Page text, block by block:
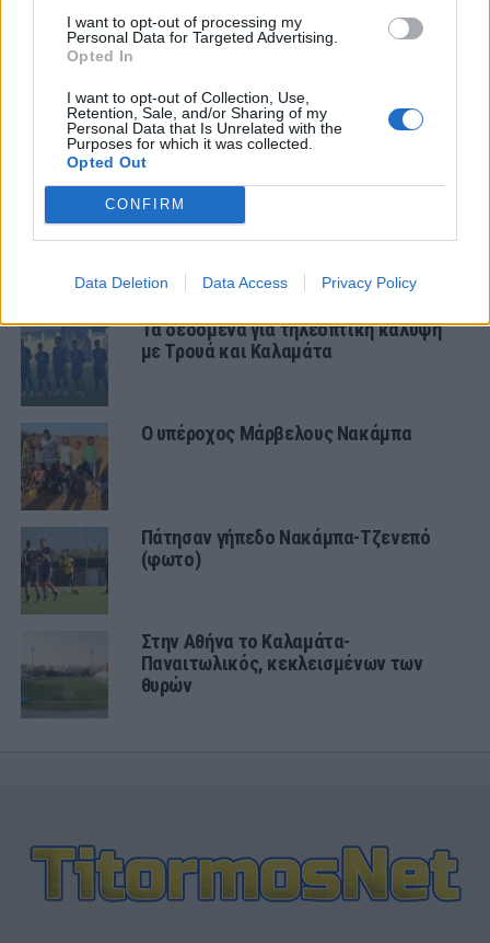
I want to opt-out of processing my
Personal Data for Targeted Advertising.
Opted In
I want to opt-out of Collection, Use,
Retention, Sale, and/or Sharing of my
Personal Data that Is Unrelated with the
Purposes for which it was collected.
Opted Out
CONFIRM
Data Deletion Data Access Privacy Policy
ΤΕΛΕΥΤΑΙΑ ΝΕΑ
Εξαιρετική η φιλοξενία των Αλβανών
ΠΑΝΑΙΤΩΛΙΚΟΣ
Τα δεδομένα για τηλεοπτική κάλυψη
με Τρουά και Καλαμάτα
ΠΑΝΑΙΤΩΛΙΚΟΣ
Τα δεδομένα για τηλεοπτική κάλυψη
με Τρουά και Καλαμάτα
Ο υπέροχος Μάρβελους Νακάμπα
Πάτησαν γήπεδο Νακάμπα-Τζενεπό
(φωτο)
Στην Αθήνα το Καλαμάτα-
Παναιτωλικός, κεκλεισμένων των
θυρών